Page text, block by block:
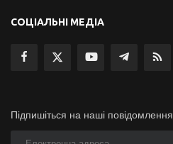
СОЦІАЛЬНІ МЕДІА
Підпишіться на наші повідомлення